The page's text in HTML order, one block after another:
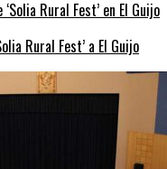
Rural Fest’ a El Guijo